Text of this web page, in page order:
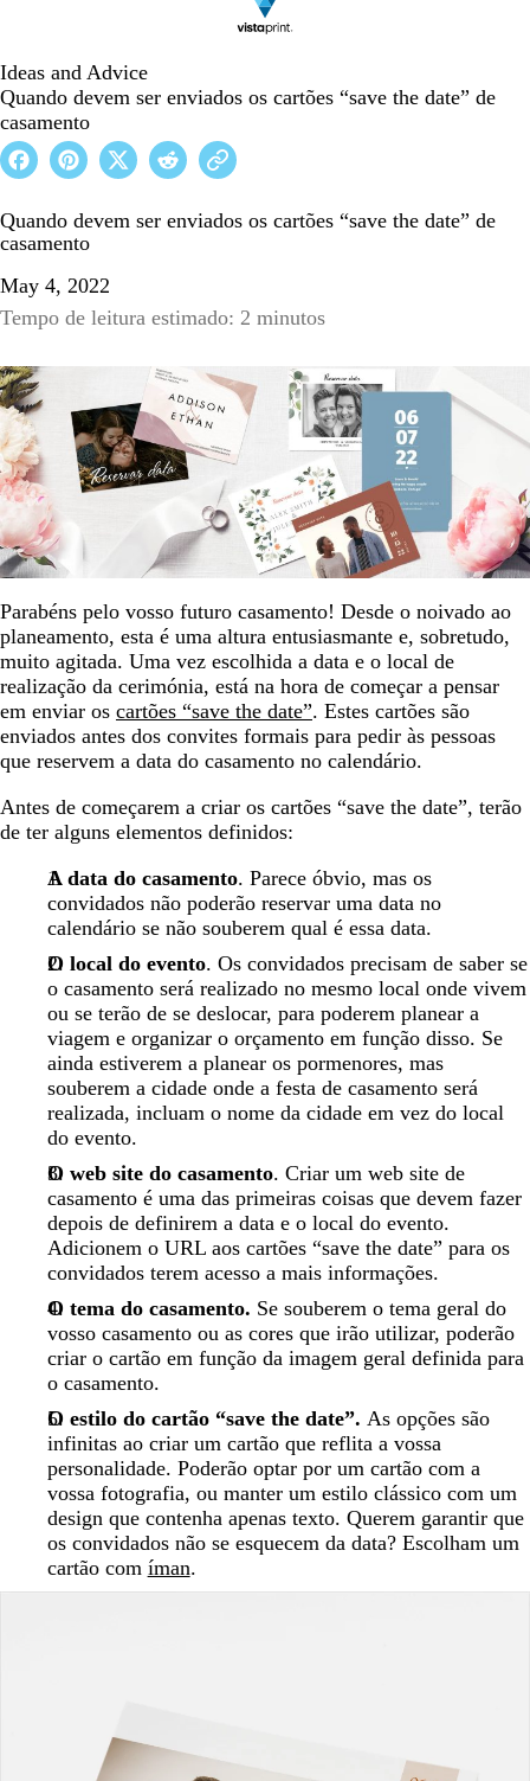
Ideas and Advice
Quando devem ser enviados os cartões “save the date” de
casamento
Quando devem ser enviados os cartões “save the date” de
casamento
May 4, 2022
Tempo de leitura estimado: 2 minutos
Parabéns pelo vosso futuro casamento! Desde o noivado ao
planeamento, esta é uma altura entusiasmante e, sobretudo,
muito agitada. Uma vez escolhida a data e o local de
realização da cerimónia, está na hora de começar a pensar
em enviar os cartões “save the date”. Estes cartões são
enviados antes dos convites formais para pedir às pessoas
que reservem a data do casamento no calendário.
Antes de começarem a criar os cartões “save the date”, terão
de ter alguns elementos definidos:
A data do casamento. Parece óbvio, mas os
convidados não poderão reservar uma data no
calendário se não souberem qual é essa data.
O local do evento. Os convidados precisam de saber se
o casamento será realizado no mesmo local onde vivem
ou se terão de se deslocar, para poderem planear a
viagem e organizar o orçamento em função disso. Se
ainda estiverem a planear os pormenores, mas
souberem a cidade onde a festa de casamento será
realizada, incluam o nome da cidade em vez do local
do evento.
O web site do casamento. Criar um web site de
casamento é uma das primeiras coisas que devem fazer
depois de definirem a data e o local do evento.
Adicionem o URL aos cartões “save the date” para os
convidados terem acesso a mais informações.
O tema do casamento. Se souberem o tema geral do
vosso casamento ou as cores que irão utilizar, poderão
criar o cartão em função da imagem geral definida para
o casamento.
O estilo do cartão “save the date”. As opções são
infinitas ao criar um cartão que reflita a vossa
personalidade. Poderão optar por um cartão com a
vossa fotografia, ou manter um estilo clássico com um
design que contenha apenas texto. Querem garantir que
os convidados não se esquecem da data? Escolham um
cartão com íman.